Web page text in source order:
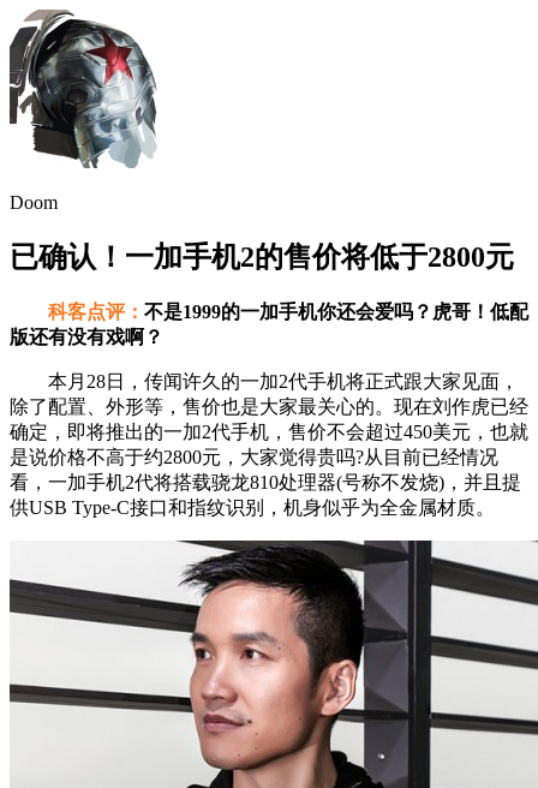
Doom
已确认！一加手机2的售价将低于2800元
科客点评： 不是1999的一加手机你还会爱吗？虎哥！低配
版还有没有戏啊？
本月28日，传闻许久的一加2代手机将正式跟大家见面，
除了配置、外形等，售价也是大家最关心的。现在刘作虎已经
确定，即将推出的一加2代手机，售价不会超过450美元，也就
是说价格不高于约2800元，大家觉得贵吗?从目前已经情况
看，一加手机2代将搭载骁龙810处理器(号称不发烧)，并且提
供USB Type-C接口和指纹识别，机身似乎为全金属材质。